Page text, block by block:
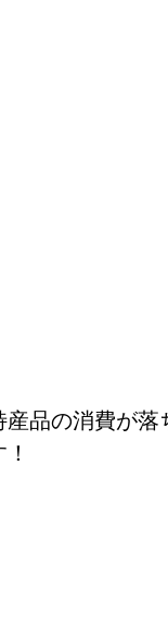
品の消費が落